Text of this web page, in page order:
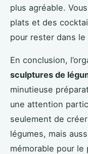
plus agréable.
plats et des
pour rester dans le
En conclusion,
sculptures de
minutieuse
une attention
seulement de
légumes, mais
mémorable pour le